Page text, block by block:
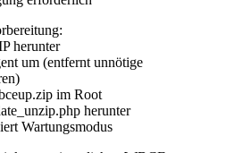
herunter
um (entfernt unnötige
im Root
herunter
Wartungsmodus